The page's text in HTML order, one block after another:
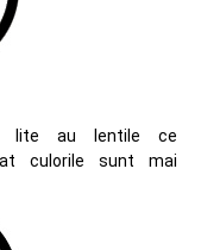
lite au lentile ce
culorile sunt mai